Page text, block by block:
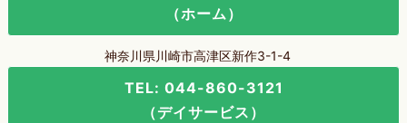
（ホーム）
神奈川県川崎市高津区新作3-1-4
TEL: 044-860-3121
（デイサービス）